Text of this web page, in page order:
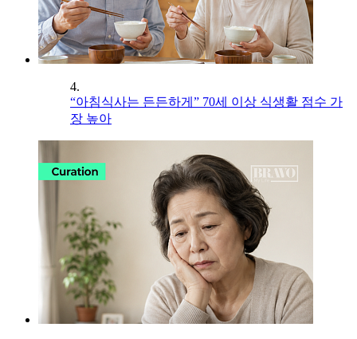
4.
“아침식사는 든든하게” 70세 이상 식생활 점수 가
장 높아